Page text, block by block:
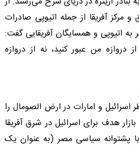
مرکز آفریقا از جمله اتیوپی صادرات
اتیوپی و همسایگان آفریقایی گفت:
دروازه من عبور کنید، نه از دروازه
اسرائیل و امارات در ارض الصومال را
هدف برای اسرائیل در شرق آفریقا
با پشتوانه سیاسی مصر (به عنوان یک